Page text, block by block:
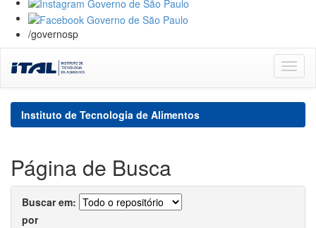
/governosp
navigation
Instituto de Tecnologia de Alimentos
Página de Busca
Buscar em:
por